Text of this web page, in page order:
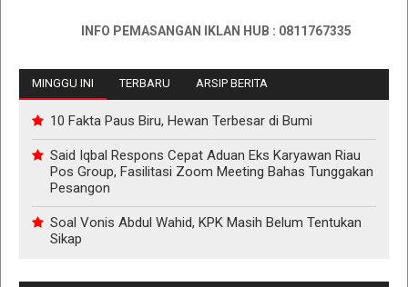
INFO PEMASANGAN IKLAN HUB : 0811767335
MINGGU INI TERBARU ARSIP BERITA
10 Fakta Paus Biru, Hewan Terbesar di Bumi
Said Iqbal Respons Cepat Aduan Eks Karyawan Riau
Pos Group, Fasilitasi Zoom Meeting Bahas Tunggakan
Pesangon
Soal Vonis Abdul Wahid, KPK Masih Belum Tentukan
Sikap